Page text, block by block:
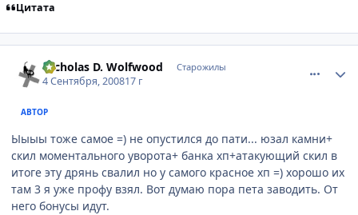
Цитата
Nicholas D. Wolfwood Старожилы
4 Сентября, 200817 г
АВТОР
Ыыыы тоже самое =) не опустился до пати... юзал камни+
скил моментального уворота+ банка хп+атакующий скил в
итоге эту дрянь свалил но у самого красное хп =) хорошо их
там 3 я уже профу взял. Вот думаю пора пета заводить. От
него бонусы идут.